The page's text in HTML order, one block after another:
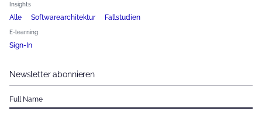
Insights
Alle Softwarearchitektur Fallstudien
E-learning
Sign-In
Newsletter abonnieren
Full Name